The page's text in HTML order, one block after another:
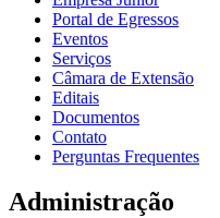
Portal de Egressos
Eventos
Serviços
Câmara de Extensão
Editais
Documentos
Contato
Perguntas Frequentes
Administração